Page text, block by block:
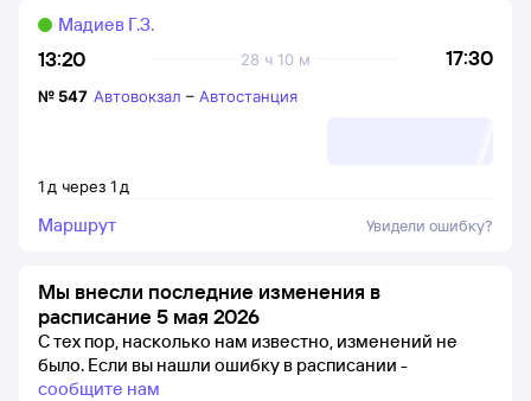
13:20 17:30
28 ч 10 м
Мадиев Г.З.
1 д через 1 д
№ 547 Автовокзал – Автостанция
Маршрут Увидели ошибку?
Мы внесли последние изменения в
расписание 5 мая 2026
С тех пор, насколько нам известно, изменений не
было. Если вы нашли ошибку в расписании -
сообщите нам